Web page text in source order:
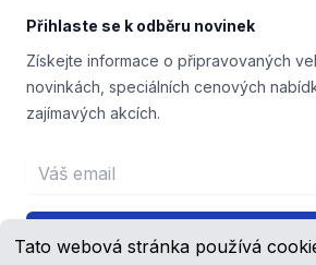
Tato webová stránka používá
Přihlaste se k odběru novinek
Získejte informace o připravovaných
novinkách, speciálních cenových
zajímavých akcích.
Email address
Přihlášení